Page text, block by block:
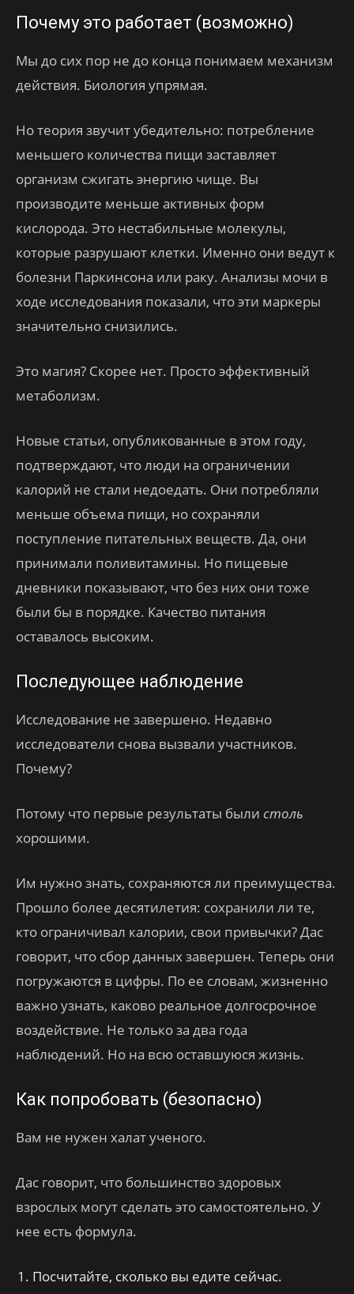
Почему это работает (возможно)
Мы до сих пор не до конца понимаем механизм
действия. Биология упрямая.
Но теория звучит убедительно: потребление
меньшего количества пищи заставляет
организм сжигать энергию чище. Вы
производите меньше активных форм
кислорода. Это нестабильные молекулы,
которые разрушают клетки. Именно они ведут к
болезни Паркинсона или раку. Анализы мочи в
ходе исследования показали, что эти маркеры
значительно снизились.
Это магия? Скорее нет. Просто эффективный
метаболизм.
Новые статьи, опубликованные в этом году,
подтверждают, что люди на ограничении
калорий не стали недоедать. Они потребляли
меньше объема пищи, но сохраняли
поступление питательных веществ. Да, они
принимали поливитамины. Но пищевые
дневники показывают, что без них они тоже
были бы в порядке. Качество питания
оставалось высоким.
Последующее наблюдение
Исследование не завершено. Недавно
исследователи снова вызвали участников.
Почему?
Потому что первые результаты были столь
хорошими.
Им нужно знать, сохраняются ли преимущества.
Прошло более десятилетия: сохранили ли те,
кто ограничивал калории, свои привычки? Дас
говорит, что сбор данных завершен. Теперь они
погружаются в цифры. По ее словам, жизненно
важно узнать, каково реальное долгосрочное
воздействие. Не только за два года
наблюдений. Но на всю оставшуюся жизнь.
Как попробовать (безопасно)
Вам не нужен халат ученого.
Дас говорит, что большинство здоровых
взрослых могут сделать это самостоятельно. У
нее есть формула.
Посчитайте, сколько вы едите сейчас.